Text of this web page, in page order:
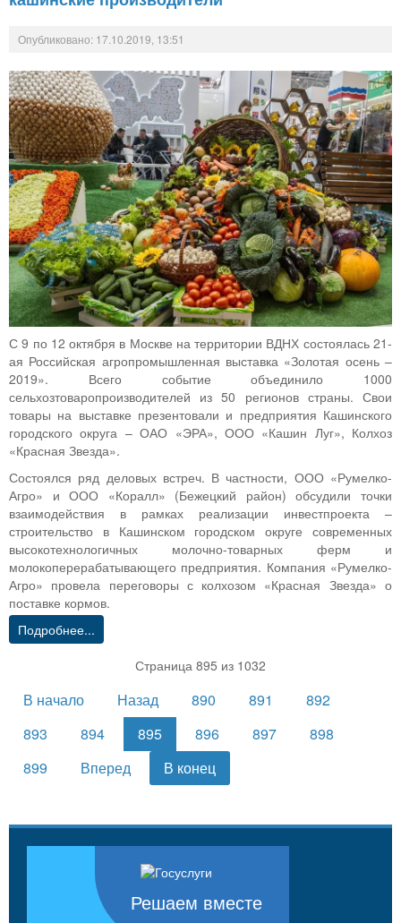
Опубликовано: 17.10.2019, 13:51
С 9 по 12 октября в Москве на территории ВДНХ состоялась 21-
ая Российская агропромышленная выставка «Золотая осень –
2019». Всего событие объединило 1000
сельхозтоваропроизводителей из 50 регионов страны. Свои
товары на выставке презентовали и предприятия Кашинского
городского округа – ОАО «ЭРА», ООО «Кашин Луг», Колхоз
«Красная Звезда».
Состоялся ряд деловых встреч. В частности, ООО «Румелко-
Агро» и ООО «Коралл» (Бежецкий район) обсудили точки
взаимодействия в рамках реализации инвестпроекта –
строительство в Кашинском городском округе современных
высокотехнологичных молочно-товарных ферм и
молокоперерабатывающего предприятия. Компания «Румелко-
Агро» провела переговоры с колхозом «Красная Звезда» о
поставке кормов.
Подробнее...
Страница 895 из 1032
В начало Назад 890 891
892
893
894 895 896 897
898
899
Вперед В конец
Решаем вместе